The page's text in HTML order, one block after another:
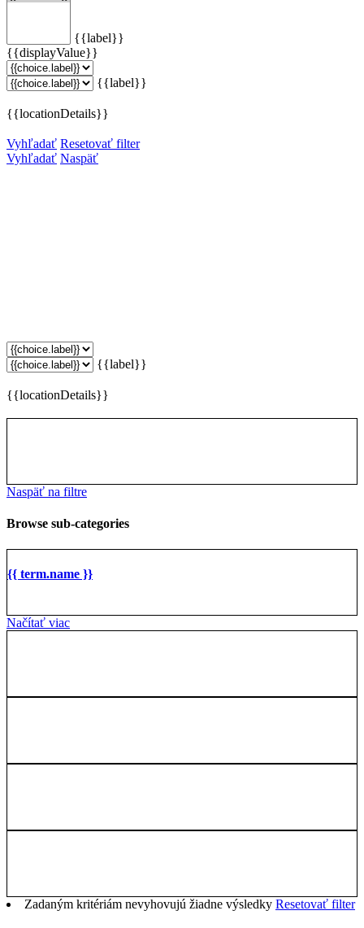
{{label}}
{{displayValue}}
{{label}}
{{locationDetails}}
Vyhľadať Resetovať filter
Vyhľadať Naspäť
{{label}}
{{locationDetails}}
Naspäť na filtre
Browse sub-categories
{{ term.name }}
Načítať viac
Zadaným kritériám nevyhovujú žiadne výsledky Resetovať filter